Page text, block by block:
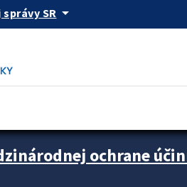
SR arrow_drop_down
ochrane